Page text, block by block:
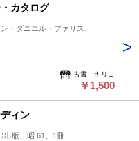
カタログ
・ダニエル・ファリス、
古書 キリコ
￥1,500
ィン
出版、昭 61、1冊